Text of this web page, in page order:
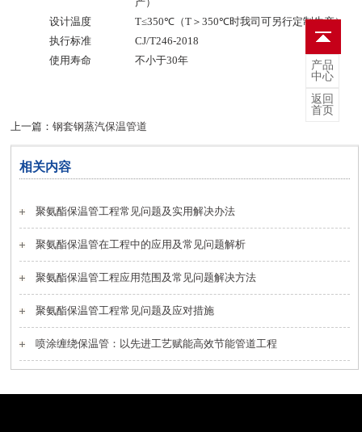
设计温度
T≤350℃（T ＞350℃时我司可另行定制生产）
执行标准
CJ/T246-2018
使用寿命
不小于30年
上一篇：钢套钢蒸汽保温管道
相关内容
聚氨酯保温管工程常见问题及实用解决办法
聚氨酯保温管在工程中的应用及常见问题解析
聚氨酯保温管工程应用范围及常见问题解决方法
聚氨酯保温管工程常见问题及应对措施
喷涂缠绕保温管：以先进工艺赋能高效节能管道工程
产品
中心
返回
首页